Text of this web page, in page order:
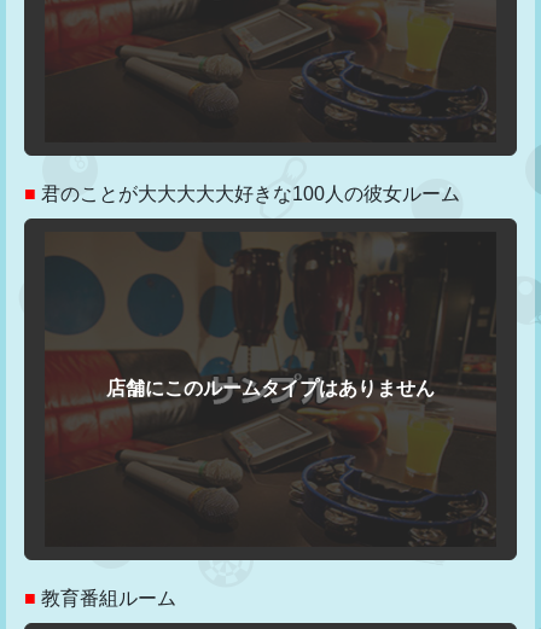
■ 君のことが大大大大大好きな100人の彼女ルーム
■ 教育番組ルーム